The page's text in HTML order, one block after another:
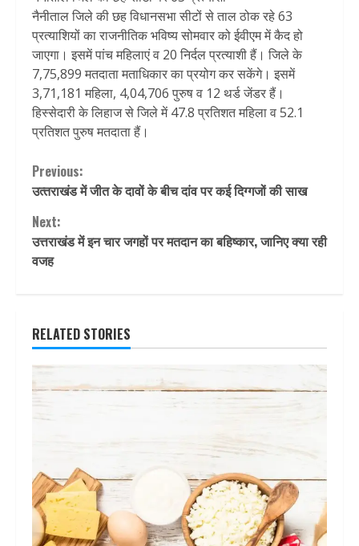
नैनीताल जिले की छह विधानसभा सीटों से ताल ठोक रहे 63
प्रत्याशियों का राजनीतिक भविष्य सोमवार को ईवीएम में कैद हो
जाएगा। इसमें पांच महिलाएं व 20 निर्दल प्रत्याशी हैं। जिले के
7,75,899 मतदाता मताधिकार का प्रयोग कर सकेंगे। इसमें
3,71,181 महिला, 4,04,706 पुरुष व 12 थर्ड जेंडर हैं।
हिस्सेदारी के लिहाज से जिले में 47.8 प्रतिशत महिला व 52.1
प्रतिशत पुरुष मतदाता हैं।
Continue
Reading
Previous:
उत्‍तराखंड में जीत के दावों के बीच दांव पर कई दिग्गजों की साख
Next:
उत्तराखंड में इन चार जगहों पर मतदान का बहिष्कार, जानिए क्या रही
वजह
RELATED STORIES